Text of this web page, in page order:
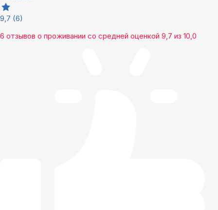
9,7 (6)
6 отзывов о проживании со средней оценкой 9,7 из 10,0